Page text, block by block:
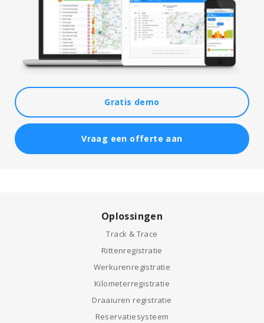
Gratis demo
Vraag een offerte aan
Oplossingen
Track & Trace
Rittenregistratie
Werkurenregistratie
Kilometerregistratie
Draaiuren registratie
Reservatiesysteem